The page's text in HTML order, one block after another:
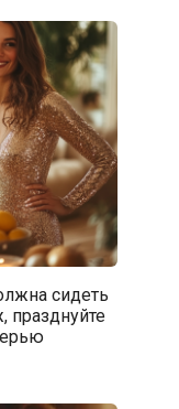
сидеть
празднуйте